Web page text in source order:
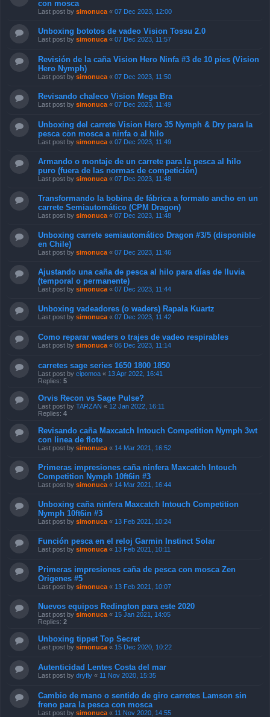
con mosca
Last post by simonuca « 07 Dec 2023, 12:00
Unboxing bototos de vadeo Vision Tossu 2.0
Last post by simonuca « 07 Dec 2023, 11:57
Revisión de la caña Vision Hero Ninfa #3 de 10 pies (Vision
Hero Nymph)
Last post by simonuca « 07 Dec 2023, 11:50
Revisando chaleco Vision Mega Bra
Last post by simonuca « 07 Dec 2023, 11:49
Unboxing del carrete Vision Hero 35 Nymph & Dry para la
pesca con mosca a ninfa o al hilo
Last post by simonuca « 07 Dec 2023, 11:49
Armando o montaje de un carrete para la pesca al hilo
puro (fuera de las normas de competición)
Last post by simonuca « 07 Dec 2023, 11:48
Transformando la bobina de fábrica a formato ancho en un
carrete Semiautomático (CPM Dragon)
Last post by simonuca « 07 Dec 2023, 11:48
Unboxing carrete semiautomático Dragon #3/5 (disponible
en Chile)
Last post by simonuca « 07 Dec 2023, 11:46
Ajustando una caña de pesca al hilo para días de lluvia
(temporal o permanente)
Last post by simonuca « 07 Dec 2023, 11:44
Unboxing vadeadores (o waders) Rapala Kuartz
Last post by simonuca « 07 Dec 2023, 11:42
Como reparar waders o trajes de vadeo respirables
Last post by simonuca « 06 Dec 2023, 11:14
carretes sage series 1650 1800 1850
Last post by cipomoa « 13 Apr 2022, 16:41
Replies: 5
Orvis Recon vs Sage Pulse?
Last post by TARZAN « 12 Jan 2022, 16:11
Replies: 4
Revisando caña Maxcatch Intouch Competition Nymph 3wt
con linea de flote
Last post by simonuca « 14 Mar 2021, 16:52
Primeras impresiones caña ninfera Maxcatch Intouch
Competition Nymph 10ft6in #3
Last post by simonuca « 14 Mar 2021, 16:44
Unboxing caña ninfera Maxcatch Intouch Competition
Nymph 10ft6in #3
Last post by simonuca « 13 Feb 2021, 10:24
Función pesca en el reloj Garmin Instinct Solar
Last post by simonuca « 13 Feb 2021, 10:11
Primeras impresiones caña de pesca con mosca Zen
Origenes #5
Last post by simonuca « 13 Feb 2021, 10:07
Nuevos equipos Redington para este 2020
Last post by simonuca « 15 Jan 2021, 14:05
Replies: 2
Unboxing tippet Top Secret
Last post by simonuca « 15 Dec 2020, 10:22
Autenticidad Lentes Costa del mar
Last post by dryfly « 11 Nov 2020, 15:35
Cambio de mano o sentido de giro carretes Lamson sin
freno para la pesca con mosca
Last post by simonuca « 11 Nov 2020, 14:55